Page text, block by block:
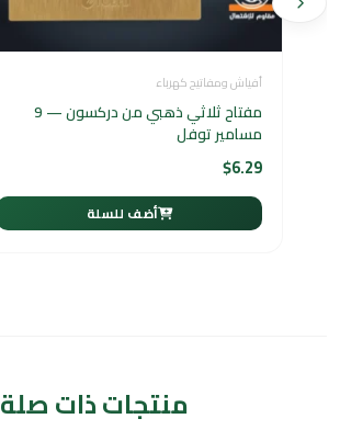
أفياش ومفاتيح كهرباء
مفتاح ثلاثي ذهبي من دركسون — 9
مسامير توفل
$6.29
أضف للسلة
منتجات ذات صلة